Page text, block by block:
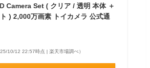
Camera Set ( クリア / 透明 本体 ＋
) 2,000万画素 トイカメラ 公式通
10/12 22:57時点 | 楽天市場調べ）